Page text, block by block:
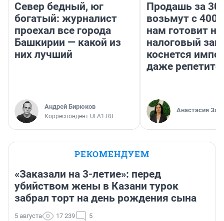
Север бедный, юг
богатый: журналист
проехал все города
Башкирии — какой из
них лучший
Андрей Бирюков
Корреспондент UFA1.RU
Продашь за
возьмут с
нам готовит
налоговый
коснется
даже
Анастасия
РЕКОМЕНДУЕМ
«Заказали на 3-летие»: перед
убийством жены в Казани турок
забрал торт на день рождения сына
5 августа 17 239 5